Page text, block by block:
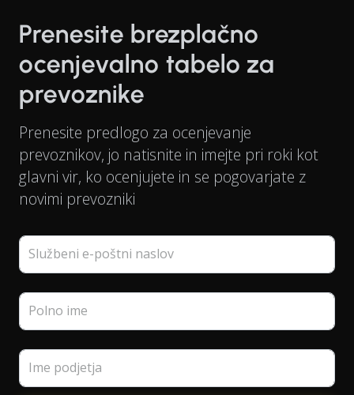
Prenesite brezplačno
ocenjevalno tabelo za
prevoznike
Prenesite predlogo za ocenjevanje
prevoznikov, jo natisnite in imejte pri roki kot
glavni vir, ko ocenjujete in se pogovarjate z
novimi prevozniki
Službeni e-poštni naslov
Polno ime
Ime podjetja